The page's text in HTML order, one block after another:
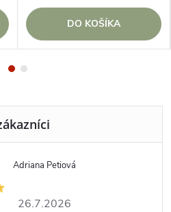
DO KOŠÍKA
Adriana Petiová
26.7.2026